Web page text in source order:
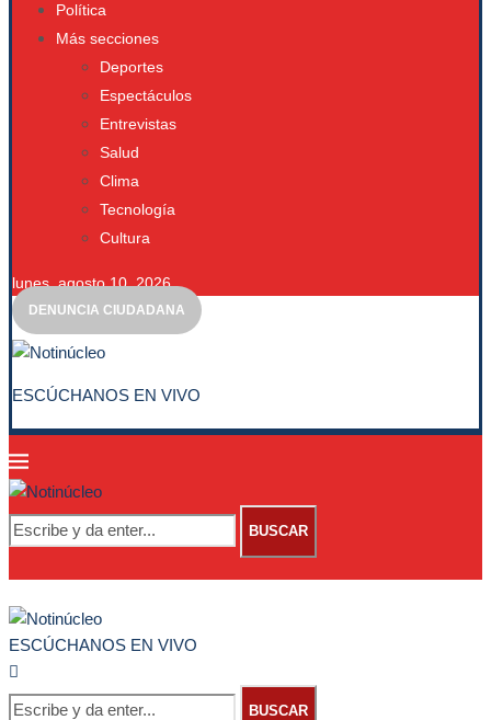
Política
Más secciones
Deportes
Espectáculos
Entrevistas
Salud
Clima
Tecnología
Cultura
lunes, agosto 10, 2026
DENUNCIA CIUDADANA
ESCÚCHANOS EN VIVO
BUSCAR
ESCÚCHANOS EN VIVO
BUSCAR